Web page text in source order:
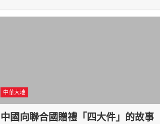
中華大地
中國向聯合國贈禮「四大件」的故事